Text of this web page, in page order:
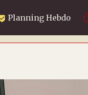
Planning Hebdo